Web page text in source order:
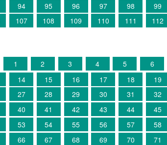
94 95 96 97 98 99
107 108 109 110 111 112
1 2 3 4 5 6
14 15 16 17 18 19
27 28 29 30 31 32
40 41 42 43 44 45
53 54 55 56 57 58
66 67 68 69 70 71